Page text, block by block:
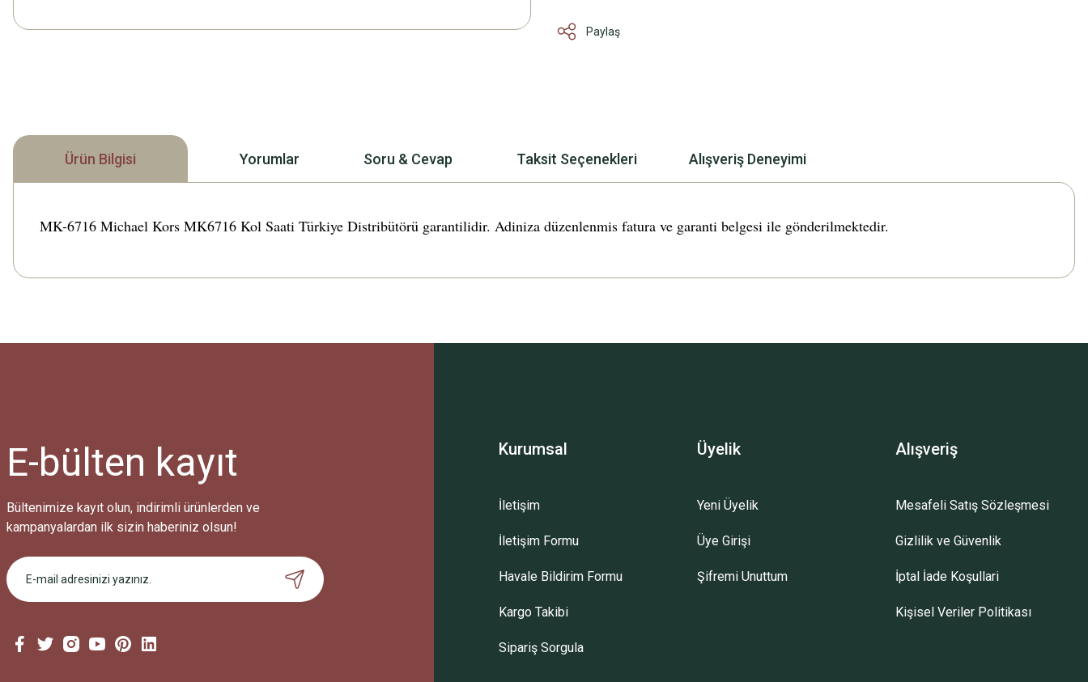
Paylaş
Ürün Bilgisi Yorumlar Soru & Cevap Taksit Seçenekleri Alışveriş Deneyimi
MK-6716 Michael Kors MK6716 Kol Saati Türkiye Distribütörü garantilidir. Adiniza düzenlenmis fatura ve garanti belgesi ile gönderilmektedir.
Bu ürüne ilk yorumu siz yapın!
Ürün hakkında henüz soru sorulmamış.
Sitemize ilk yorumu siz yapın!
E-bülten kayıt
Bültenimize kayıt olun, indirimli ürünlerden ve
kampanyalardan ilk sizin haberiniz olsun!
Kurumsal
İletişim
İletişim Formu
Havale Bildirim Formu
Kargo Takibi
Sipariş Sorgula
Üyelik
Yeni Üyelik
Üye Girişi
Şifremi Unuttum
Alışveriş
Mesafeli Satış Sözleşmesi
Gizlilik ve Güvenlik
İptal İade Koşullari
Kişisel Veriler Politikası